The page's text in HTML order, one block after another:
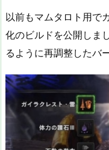
以前もマムタロト用で
化のビルドを公開しま
るように再調整したバ